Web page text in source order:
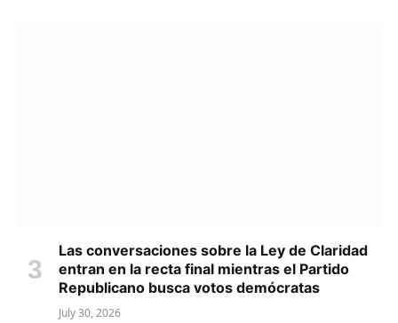
Las conversaciones sobre la Ley de Claridad
entran en la recta final mientras el Partido
Republicano busca votos demócratas
July 30, 2026